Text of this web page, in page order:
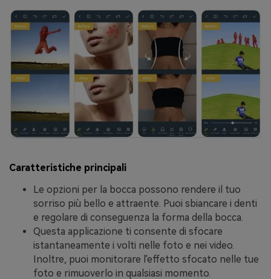
Caratteristiche principali
Le opzioni per la bocca possono rendere il tuo
sorriso più bello e attraente. Puoi sbiancare i denti
e regolare di conseguenza la forma della bocca.
Questa applicazione ti consente di sfocare
istantaneamente i volti nelle foto e nei video.
Inoltre, puoi monitorare l'effetto sfocato nelle tue
foto e rimuoverlo in qualsiasi momento.